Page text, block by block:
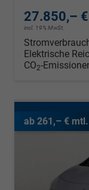
27.850,– €
incl. 19% MwSt.
Elektrische
CO2-
ab 261,– € mtl.